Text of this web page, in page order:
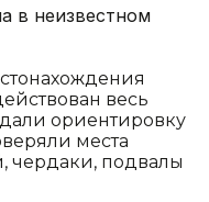
в неизвестном
весь
ориентировку
места
чердаки, подвалы